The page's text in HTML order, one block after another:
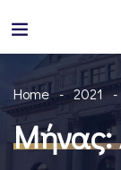
Home 2021
Μήνας: